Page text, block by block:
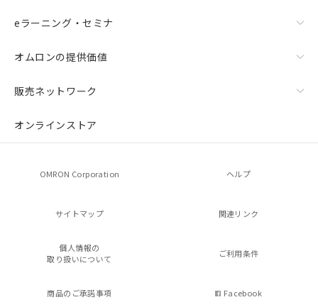
eラーニング・セミナ
オムロンの提供価値
販売ネットワーク
オンラインストア
OMRON Corporation ヘルプ
サイトマップ 関連リンク
個人情報の
取り扱いについて
ご利用条件
商品のご承諾事項 Facebook